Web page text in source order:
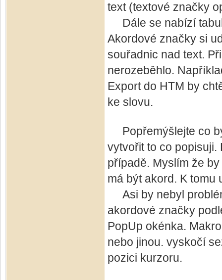
text (textové značky
Dále se nabízí
Akordové značky si
souřadnic nad text.
nerozeběhlo.
Export do HTM by
ke slovu.
Popřemýšlejte co
vytvořit to co popisuji.
případě. Myslím že
má být akord. K tomu
Asi by nebyl
akordové značky
PopUp okénka.
nebo jinou. vyskočí
pozici kurzoru.